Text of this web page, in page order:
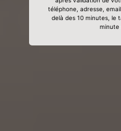
téléphone, adresse,
delà des 10 minutes, le
minute